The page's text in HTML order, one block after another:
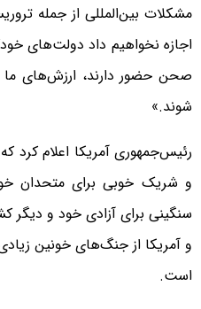
مشکلات بین‌المللی از جمله
اجازه نخواهیم داد دولت‌های
صحن حضور دارند، ارزش‌های ما
شوند.»
رئیس‌جمهوری آمریکا اعلام کرد
و شریک خوبی برای متحدان
سنگینی برای آزادی خود و
و آمریکا از جنگ‌های خونین
است.